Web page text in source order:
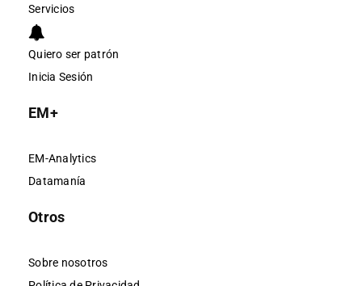
Servicios
Quiero ser patrón
Inicia Sesión
EM+
EM-Analytics
Datamanía
Otros
Sobre nosotros